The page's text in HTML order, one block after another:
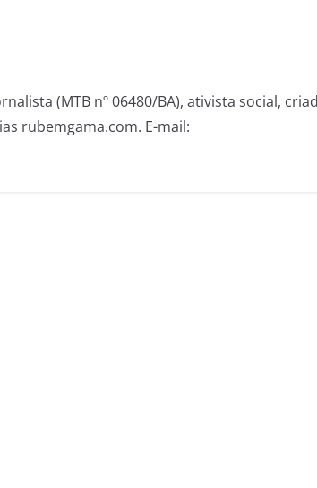
(MTB nº 06480/BA), ativista social,
rubemgama.com. E-mail: